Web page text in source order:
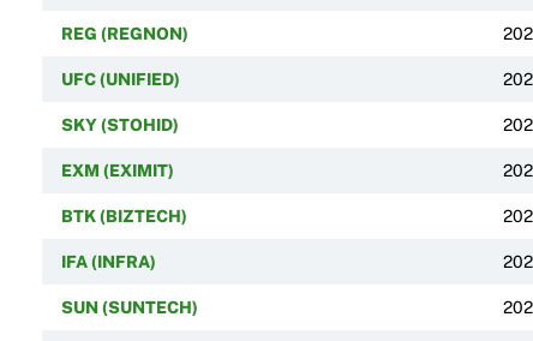
REG (REGNON)
UFC (UNIFIED)
SKY (STOHID)
EXM (EXIMIT)
BTK (BIZTECH)
IFA (INFRA)
SUN (SUNTECH)